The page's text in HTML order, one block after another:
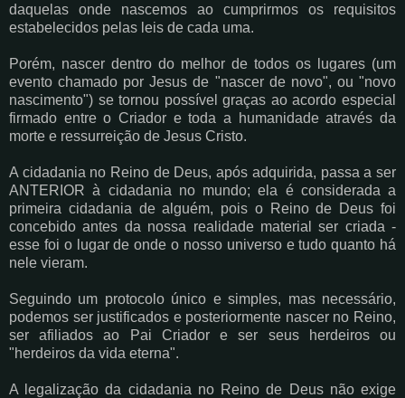
daquelas onde nascemos ao cumprirmos os requisitos
estabelecidos pelas leis de cada uma.
Porém, nascer dentro do melhor de todos os lugares (um
evento chamado por Jesus de "nascer de novo", ou "novo
nascimento") se tornou possível graças ao acordo especial
firmado entre o Criador e toda a humanidade através da
morte e ressurreição de Jesus Cristo.
A cidadania no Reino de Deus, após adquirida, passa a ser
ANTERIOR à cidadania no mundo; ela é considerada a
primeira cidadania de alguém, pois o Reino de Deus foi
concebido antes da nossa realidade material ser criada -
esse foi o lugar de onde o nosso universo e tudo quanto há
nele vieram.
Seguindo um protocolo único e simples, mas necessário,
podemos ser justificados e posteriormente nascer no Reino,
ser afiliados ao Pai Criador e ser seus herdeiros ou
"herdeiros da vida eterna".
A legalização da cidadania no Reino de Deus não exige